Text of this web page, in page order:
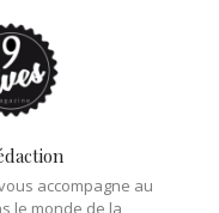
accompagne au